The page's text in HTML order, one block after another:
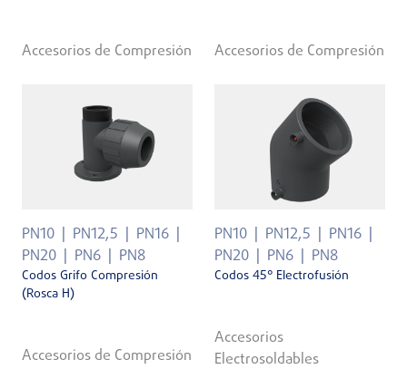
Accesorios de Compresión Accesorios de Compresión
PN10 PN12,5
PN16
PN20
PN6 PN8
Codos Grifo Compresión
(Rosca H)
Accesorios de Compresión
PN10 PN12,5
PN16
PN20
PN6 PN8
Codos 45° Electrofusión
Accesorios
Electrosoldables